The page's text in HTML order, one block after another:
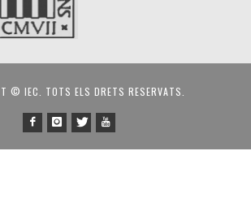
© IEC. TOTS ELS DRETS RESERVATS.